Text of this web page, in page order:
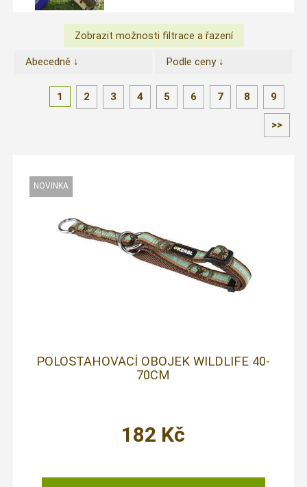
Abecedně ↓ Podle ceny ↓
1 2 3 4 5 6 7 8 9
>>
POLOSTAHOVACÍ OBOJEK WILDLIFE 40-
70CM
182 Kč